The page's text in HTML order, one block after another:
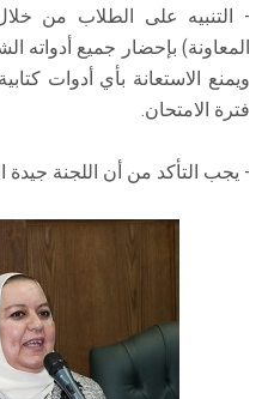
- التنبيه على الطلاب من
المعاونة) بإحضار جميع أدواته
ويمنع الاستعانة بأي أدوات
فترة الامتحان.
- يجب التأكد من أن اللجنة جيدة